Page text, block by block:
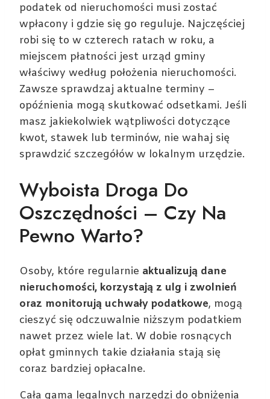
podatek od nieruchomości musi zostać
wpłacony i gdzie się go reguluje. Najczęściej
robi się to w czterech ratach w roku, a
miejscem płatności jest urząd gminy
właściwy według położenia nieruchomości.
Zawsze sprawdzaj aktualne terminy –
opóźnienia mogą skutkować odsetkami. Jeśli
masz jakiekolwiek wątpliwości dotyczące
kwot, stawek lub terminów, nie wahaj się
sprawdzić szczegółów w lokalnym urzędzie.
Wyboista Droga Do
Oszczędności – Czy Na
Pewno Warto?
Osoby, które regularnie aktualizują dane
nieruchomości, korzystają z ulg i zwolnień
oraz monitorują uchwały podatkowe, mogą
cieszyć się odczuwalnie niższym podatkiem
nawet przez wiele lat. W dobie rosnących
opłat gminnych takie działania stają się
coraz bardziej opłacalne.
Cała gama legalnych narzędzi do obniżenia